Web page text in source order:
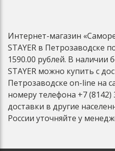
Интернет-магазин
STAYER в Петрозаводске
1590.00 рублей. В наличии
STAYER можно купить с
Петрозаводске on-line на
номеру телефона +7 (8142)
доставки в другие
России уточняйте у